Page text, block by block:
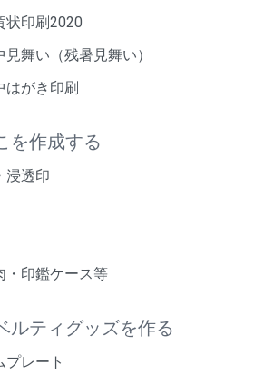
状印刷2020
見舞い（残暑見舞い）
はがき印刷
を作成する
浸透印
・印鑑ケース等
ルティグッズを作る
プレート